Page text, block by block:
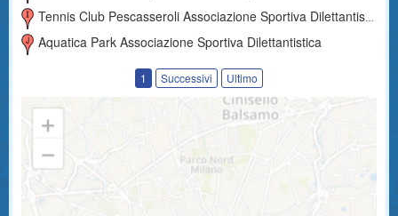
Tennis Club Pescasseroli Associazione Sportiva Dilettantistica
Aquatica Park Associazione Sportiva Dilettantistica
1 Successivi Ultimo